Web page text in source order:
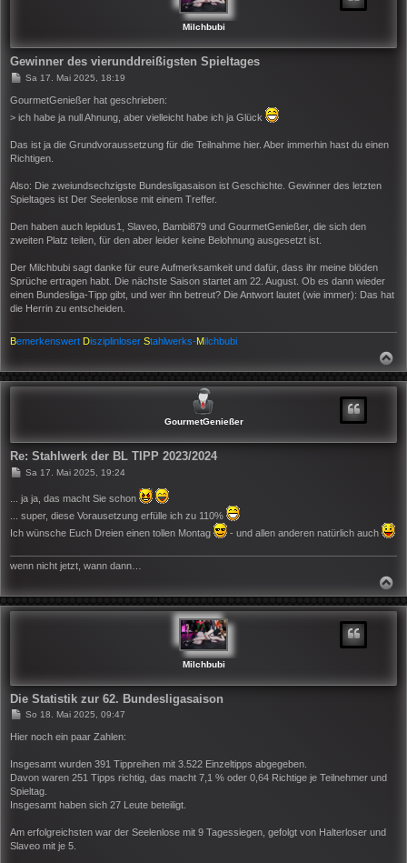
Milchbubi
Gewinner des vierunddreißigsten Spieltages
B
i
r
g
Sa 17. Mai 2025, 18:19
GourmetGenießer hat geschrieben:
> ich habe ja null Ahnung, aber vielleicht habe ich ja Glück
Das ist ja die Grundvoraussetzung für die Teilnahme hier. Aber immerhin hast du einen
Richtigen.
Also: Die zweiundsechzigste Bundesligasaison ist Geschichte. Gewinner des letzten
Spieltages ist Der Seelenlose mit einem Treffer.
Den haben auch lepidus1, Slaveo, Bambi879 und GourmetGenießer, die sich den
zweiten Platz teilen, für den aber leider keine Belohnung ausgesetzt ist.
Der Milchbubi sagt danke für eure Aufmerksamkeit und dafür, dass ihr meine blöden
Sprüche ertragen habt. Die nächste Saison startet am 22. August. Ob es dann wieder
einen Bundesliga-Tipp gibt, und wer ihn betreut? Die Antwort lautet (wie immer): Das hat
die Herrin zu entscheiden.
Bemerkenswert Disziplinloser Stahlwerks-Milchbubi
GourmetGenießer
Re: Stahlwerk der BL TIPP 2023/2024
B
i
t
r
g
Sa 17. Mai 2025, 19:24
... ja ja, das macht Sie schon
... super, diese Vorausetzung erfülle ich zu 110%
Ich wünsche Euch Dreien einen tollen Montag
- und allen anderen natürlich auch
wenn nicht jetzt, wann dann…
Milchbubi
Die Statistik zur 62. Bundesligasaison
B
i
a
g
So 18. Mai 2025, 09:47
Hier noch ein paar Zahlen:
Insgesamt wurden 391 Tippreihen mit 3.522 Einzeltipps abgegeben.
Davon waren 251 Tipps richtig, das macht 7,1 % oder 0,64 Richtige je Teilnehmer und
Spieltag.
Insgesamt haben sich 27 Leute beteiligt.
Am erfolgreichsten war der Seelenlose mit 9 Tagessiegen, gefolgt von Halterloser und
Slaveo mit je 5.